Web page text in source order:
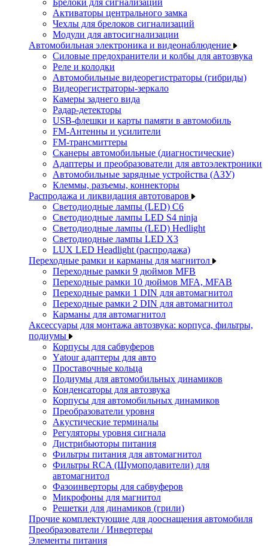
Брелоки для сигнализаций
Активаторы центрального замка
Чехлы для брелоков сигнализаций
Модули для автосигнализации
Автомобильная электроника и видеонаблюдение
Силовые предохранители и колбы для автозвука
Реле и колодки
Автомобильные видеорегистраторы (гибриды)
Видеорегистраторы-зеркало
Камеры заднего вида
Радар-детекторы
USB-флешки и карты памяти в автомобиль
FM-Антенны и усилители
FM-трансмиттеры
Сканеры автомобильные (диагностические)
Адаптеры и преобразователи для автоэлектроники
Автомобильные зарядные устройства (АЗУ)
Клеммы, разъемы, коннекторы
Распродажа и ликвидация автотоваров
Светодиодные лампы (LED) C6
Светодиодные лампы LED S4 ninja
Светодиодные лампы (LED) Hedlight
Светодиодные лампы LED X3
LUX LED Headlight (распродажа)
Переходные рамки и карманы для магнитол
Переходные рамки 9 дюймов MFB
Переходные рамки 10 дюймов MFA, MFAB
Переходные рамки 1 DIN для автомагнитол
Переходные рамки 2 DIN для автомагнитол
Карманы для автомагнитол
Аксессуары для монтажа автозвука: корпуса, фильтры,
подиумы
Корпусы для сабвуферов
Yаtour адаптеры для авто
Проставочные кольца
Подиумы для автомобильных динамиков
Конденсаторы для автозвука
Корпусы для автомобильных динамиков
Преобразователи уровня
Акустические терминалы
Регуляторы уровня сигнала
Дистрибьюторы питания
Фильтры питания для автомагнитол
Фильтры RCA (Шумоподавители) для
автомагнитол
Фазоинверторы для сабвуферов
Микрофоны для магнитол
Решетки для динамиков (грили)
Прочие комплектующие для дооснащения автомобиля
Преобразователи / Инвертеры
Элементы питания